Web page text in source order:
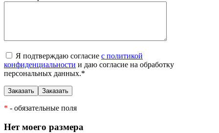
Я подтверждаю согласие с политикой
конфиденциальности и даю согласие на обработку
персональных данных.*
* - обязательные поля
Нет моего размера